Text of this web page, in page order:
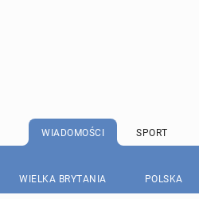
WIADOMOŚCI SPORT
WIELKA BRYTANIA POLSKA